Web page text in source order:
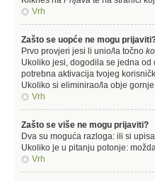
Vrh
Zašto se uopće ne mogu
Prvo provjeri jesi li unio/la točno
Ukoliko jesi, dogodila se jedna od
potrebna aktivacija tvojeg
Ukoliko si eliminirao/la obje
Vrh
Zašto se više ne mogu prijaviti?
Dva su moguća razloga: ili si
Ukoliko je u pitanju potonje:
Vrh